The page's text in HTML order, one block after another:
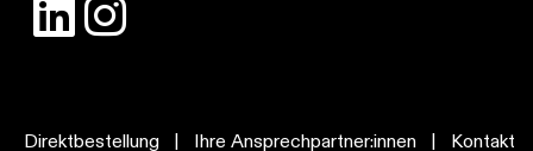
Direktbestellung | Ihre Ansprechpartner:innen | Kontakt